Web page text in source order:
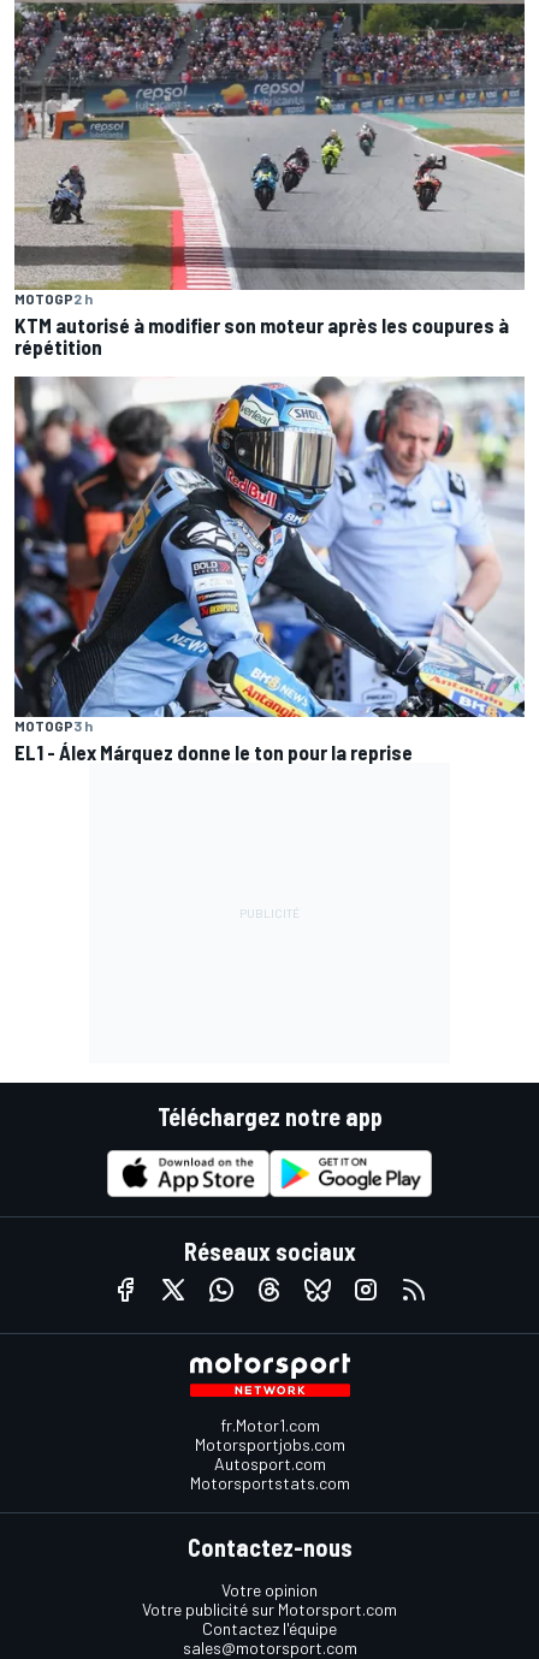
MOTOGP2 h
KTM autorisé à modifier son moteur après les coupures à
répétition
MOTOGP3 h
EL1 - Álex Márquez donne le ton pour la reprise
Téléchargez notre app
Réseaux sociaux
fr.Motor1.com
Motorsportjobs.com
Autosport.com
Motorsportstats.com
Contactez-nous
Votre opinion
Votre publicité sur Motorsport.com
Contactez l'équipe
sales@motorsport.com